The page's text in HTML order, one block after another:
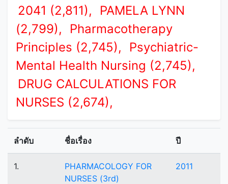
2041 (2,811),
PAMELA LYNN
(2,799),
Pharmacotherapy
Principles (2,745),
Psychiatric-
Mental Health Nursing (2,745),
DRUG CALCULATIONS FOR
NURSES (2,674),
ลำดับ ชื่อเรื่อง ปี
1.
PHARMACOLOGY FOR
NURSES (3rd)
2011